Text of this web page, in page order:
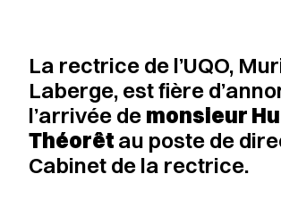
La rectrice de l’UQO,
Laberge, est fière
l’arrivée de monsieur
Théorêt au poste de
Cabinet de la rectrice.